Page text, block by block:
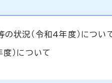
状況（令和4年度）につい
）について